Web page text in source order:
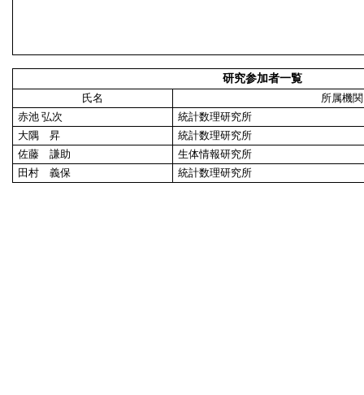
研究参加者一覧
氏名
所属機関
赤池 弘次
統計数理研究所
大隅 昇
統計数理研究所
佐藤 謙助
生体情報研究所
田村 義保
統計数理研究所